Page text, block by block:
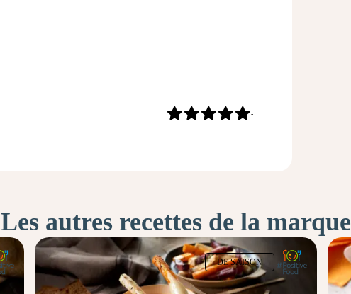
-
Les autres recettes de la marque
DE SAISON